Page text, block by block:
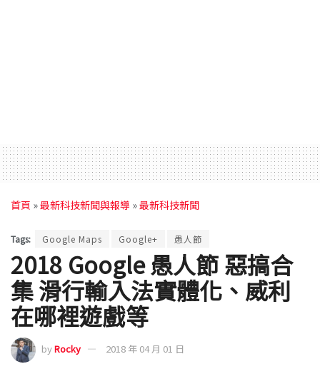
首頁 »最新科技新聞與報導 »最新科技新聞
Tags: Google Maps Google+ 愚人節
2018 Google 愚人節 惡搞合
集 滑行輸入法實體化、威利
在哪裡遊戲等
byRocky 2018 年 04 月 01 日